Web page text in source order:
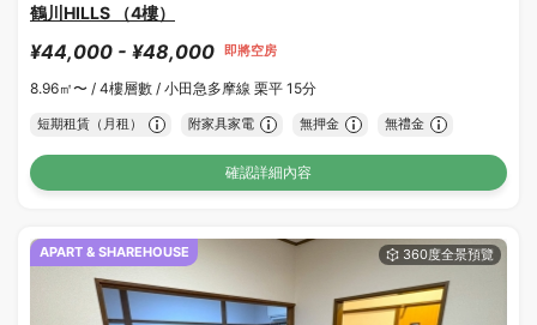
鶴川HILLS （4樓）
¥44,000 - ¥48,000 即將空房
8.96㎡〜 / 4樓層數 / 小田急多摩線 栗平 15分
短期租賃（月租） 附家具家電 無押金 無禮金
確認詳細內容
APART & SHAREHOUSE